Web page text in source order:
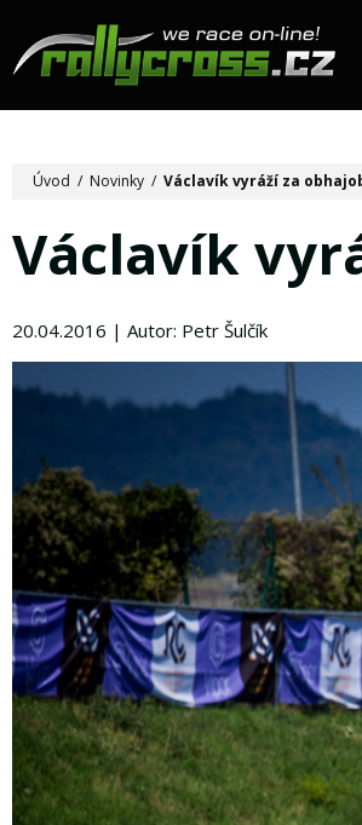
Úvod / Novinky / Václavík vyráží za
Václavík
20.04.2016 | Autor: Petr Šulčík